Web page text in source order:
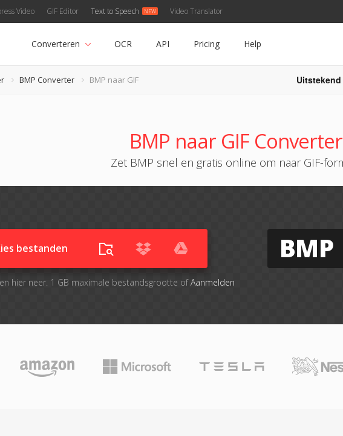
Video GIF Editor Text to Speech Video Translator
Converteren OCR API Pricing Help
BMP Converter BMP naar GIF Uitstekend
BMP naar GIF Converter
Zet BMP snel en gratis online om naar GIF-
bestanden
hier neer. 1 GB maximale bestandsgrootte ofAanmelden
BMP